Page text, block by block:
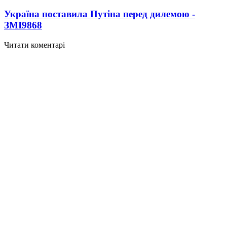
Україна поставила Путіна перед дилемою -
ЗМІ9868
Читати коментарі